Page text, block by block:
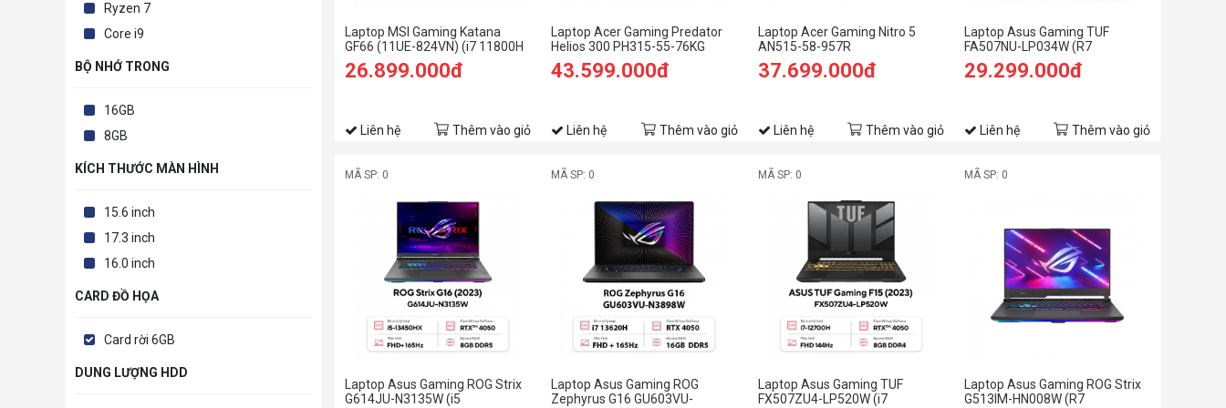
Ryzen 7
Core i9
BỘ NHỚ TRONG
16GB
8GB
KÍCH THƯỚC MÀN HÌNH
15.6 inch
17.3 inch
16.0 inch
CARD ĐỒ HỌA
Card rời 6GB
DUNG LƯỢNG HDD
Laptop MSI Gaming Katana
GF66 (11UE-824VN) (i7 11800H
16GB RAM/512GB
SSD/RTX3060 6G/15.6 inch FHD
26.899.000đ
Liên hệ Thêm vào giỏ
Laptop Acer Gaming Predator
Helios 300 PH315-55-76KG
(NH.QGPSV.001) (i7
12700H/16GB RAM/512GB
43.599.000đ
Liên hệ Thêm vào giỏ
Laptop Acer Gaming Nitro 5
AN515-58-957R
(NH.QHYSV.006) (i9
12900H/16GB Ram/512GB
37.699.000đ
Liên hệ Thêm vào giỏ
Laptop Asus Gaming TUF
FA507NU-LP034W (R7
7735HS/8GB RAM/512GB
SSD/15.6 FHD 144hz/RTX 4050
29.299.000đ
Liên hệ Thêm vào giỏ
MÃ SP: 0
Laptop Asus Gaming ROG Strix
G614JU-N3135W (i5
MÃ SP: 0
Laptop Asus Gaming ROG
Zephyrus G16 GU603VU-
MÃ SP: 0
Laptop Asus Gaming TUF
FX507ZU4-LP520W (i7
MÃ SP: 0
Laptop Asus Gaming ROG Strix
G513IM-HN008W (R7